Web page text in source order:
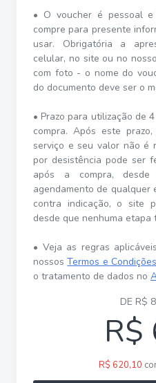
• O voucher é pessoal e
compre para presente
usar. Obrigatória a
celular, no site ou no
com foto - o nome do
do documento deve ser o
• Prazo para utilização de
compra. Após este
serviço e seu valor não é
por desistência pode ser
após a compra,
agendamento de qualquer
contra indicação, o site
desde que nenhuma etapa
• Veja as regras
nossosTermos e
o tratamento de dados no
DE R$
R$
R$ 620,10